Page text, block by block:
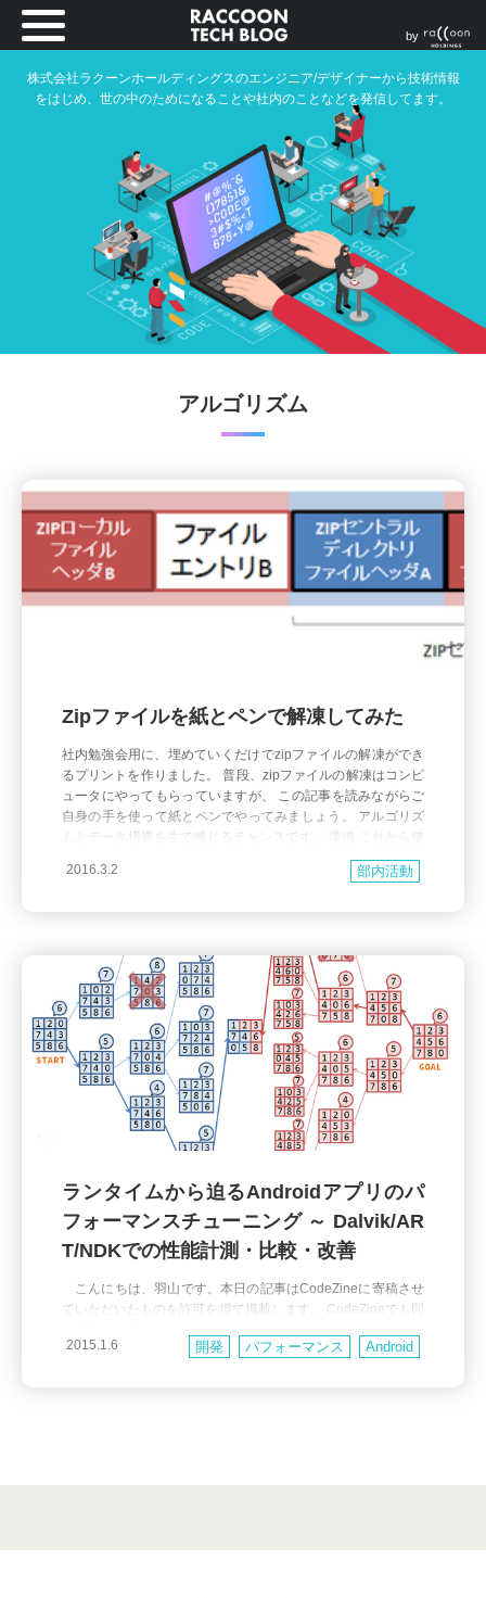
株式会社ラクーンホールディングスのエンジニア/デザイナーから技術情報
をはじめ、世の中のためになることや社内のことなどを発信してます。
by
アルゴリズム
Zipファイルを紙とペンで解凍してみた
社内勉強会用に、埋めていくだけでzipファイルの解凍ができ
るプリントを作りました。 普段、zipファイルの解凍はコンピ
ュータにやってもらっていますが、 この記事を読みながらご
自身の手を使って紙とペンでやってみましょう。 アルゴリズ
ムとデータ構造を生で感じるチャンスです。 準備 これから使
うプリントをダウンロードして印刷しましょう。 ZIPローカル
ファイルヘッダ (Download) Z
2016.3.2 部内活動
ランタイムから迫るAndroidアプリのパ
フォーマンスチューニング ～ Dalvik/AR
T/NDKでの性能計測・比較・改善
こんにちは、羽山です。本日の記事はCodeZineに寄稿させ
ていただいたものを許可を得て掲載します。 CodeZineでも同
ttp://codezine.jp/article/detail/8333 Androidアプリのチューニ
2015.1.6 開発 パフォーマンス Android